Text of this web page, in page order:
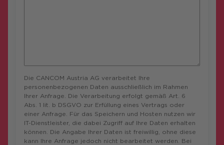
Die CANCOM Austria AG verarbeitet Ihre
personenbezogenen Daten ausschließlich im Rahmen
Ihrer Anfrage. Die Verarbeitung erfolgt gemäß Art. 6
Abs. 1 lit. b DSGVO zur Erfüllung eines Vertrags oder
einer Anfrage. Für das Speichern und Hosten nutzen wir
IT-Dienstleister, die dabei Zugriff auf Ihre Daten erhalten
können. Die Angabe Ihrer Daten ist freiwillig, ohne diese
kann Ihre Anfrage jedoch nicht bearbeitet werden. Bei